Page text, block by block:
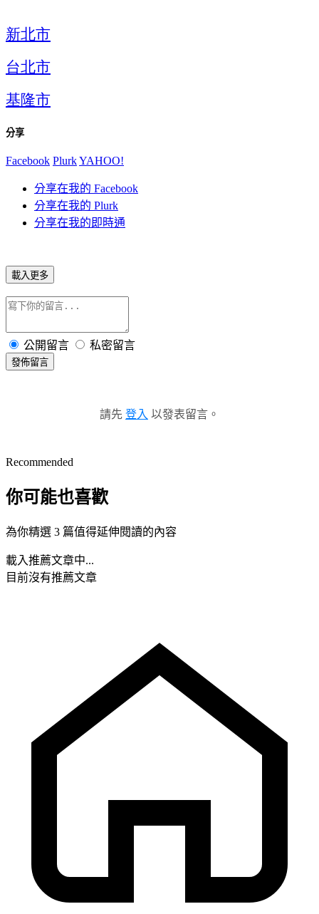
新北市
台北市
基隆市
分享
Facebook PlurkYAHOO!
分享在我的 Facebook
分享在我的 Plurk
分享在我的即時通
載入更多
公開留言 私密留言
發佈留言
請先 登入 以發表留言。
Recommended
你可能也喜歡
為你精選 3 篇值得延伸閱讀的內容
載入推薦文章中...
目前沒有推薦文章